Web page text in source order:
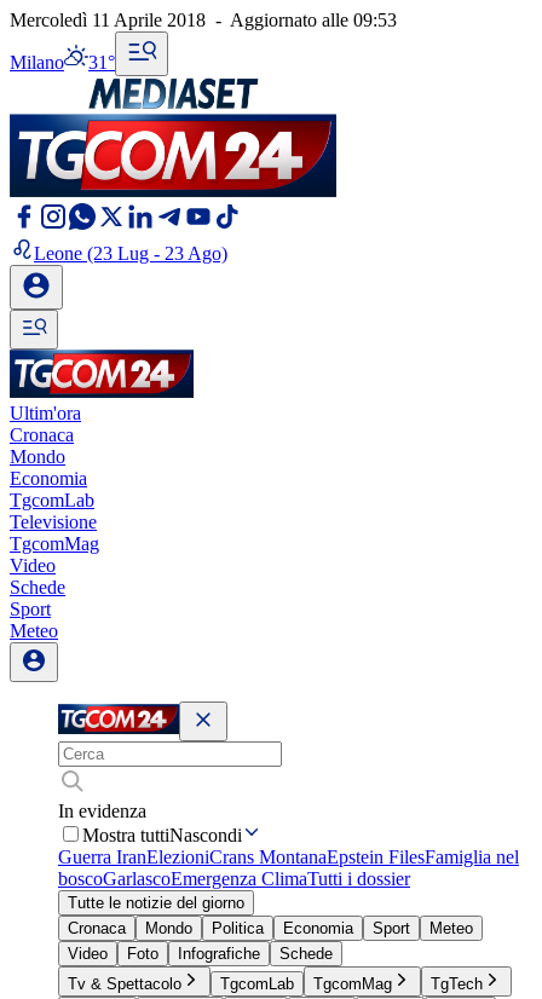
Mercoledì 11 Aprile 2018 - Aggiornato alle 09:53
Milano 31°
Leone (23 Lug - 23 Ago)
Ultim'ora
Cronaca
Mondo
Economia
TgcomLab
Televisione
TgcomMag
Video
Schede
Sport
Meteo
In evidenza
Mostra tuttiNascondi
Guerra IranElezioniCrans MontanaEpstein FilesFamiglia nel
boscoGarlascoEmergenza ClimaTutti i dossier
Tutte le notizie del giorno
Cronaca
Mondo Politica Economia Sport
Meteo
Video
Foto Infografiche
Schede
Tv & Spettacolo
TgcomLab TgcomMag
TgTech